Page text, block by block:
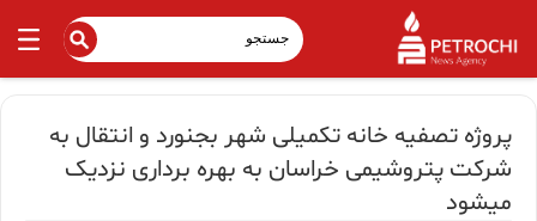
پروژه تصفیه خانه تکمیلی شهر بجنورد و انتقال به
شرکت پتروشیمی خراسان به بهره برداری نزدیک
میشود